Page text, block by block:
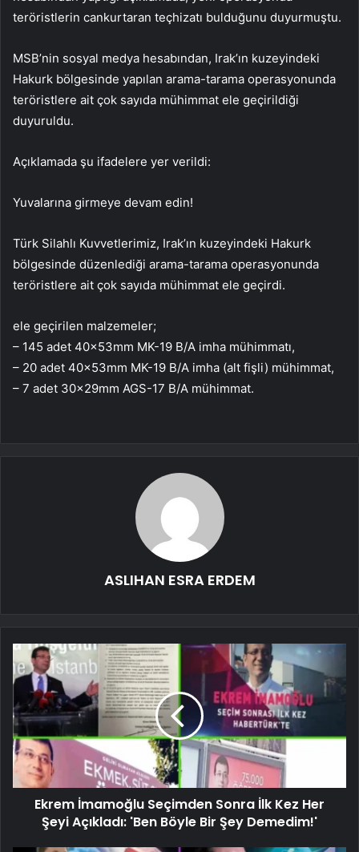
teröristlerin cankurtaran teçhizatı bulduğunu duyurmuştu.
MSB’nin sosyal medya hesabından, Irak’ın kuzeyindeki
Hakurk bölgesinde yapılan arama-tarama operasyonunda
teröristlere ait çok sayıda mühimmat ele geçirildiği
duyuruldu.
Açıklamada şu ifadelere yer verildi:
Yuvalarına girmeye devam edin!
Türk Silahlı Kuvvetlerimiz, Irak’ın kuzeyindeki Hakurk
bölgesinde düzenlediği arama-tarama operasyonunda
teröristlere ait çok sayıda mühimmat ele geçirdi.
ele geçirilen malzemeler;
– 145 adet 40x53mm MK-19 B/A imha mühimmatı,
– 20 adet 40x53mm MK-19 B/A imha (alt fişli) mühimmat,
– 7 adet 30x29mm AGS-17 B/A mühimmat.
ASLIHAN ESRA ERDEM
Ekrem İmamoğlu Seçimden Sonra İlk Kez Her
Şeyi Açıkladı: 'Ben Böyle Bir Şey Demedim!'